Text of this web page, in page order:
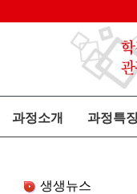
과정소개 과정특징
생생뉴스